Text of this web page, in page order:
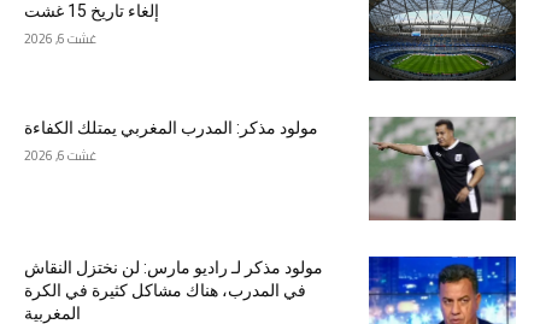
إلغاء تاريخ 15 غشت
غشت 6, 2026
مولود مذكر: المدرب المغربي يمتلك الكفاءة
غشت 6, 2026
مولود مذكر لـ راديو مارس: لن نختزل النقاش
في المدرب، هناك مشاكل كثيرة في الكرة
المغربية